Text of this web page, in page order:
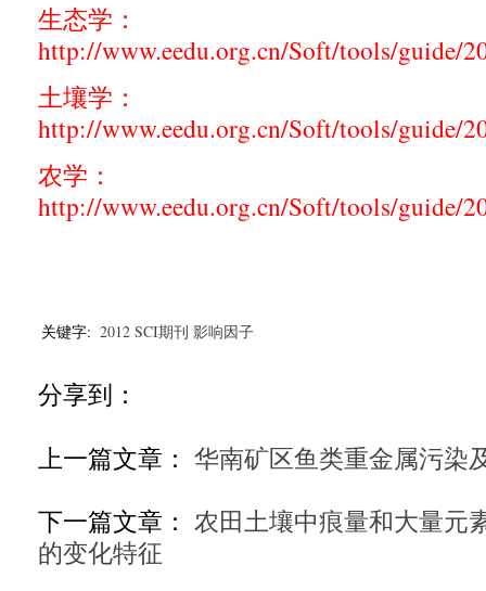
生态学：
http://www.eedu.org.cn/Soft/tools/guide/
土壤学：
http://www.eedu.org.cn/Soft/tools/guide/
农学：
http://www.eedu.org.cn/Soft/tools/guide/
关键字: 2012 SCI期刊 影响因子
分享到：
上一篇文章： 华南矿区鱼类重金属污染
下一篇文章： 农田土壤中痕量和大量元
的变化特征